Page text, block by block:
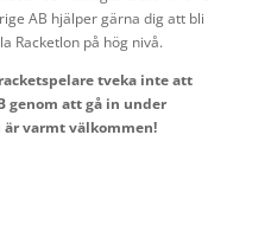
AB hjälper gärna dig att bli
Racketlon på hög nivå.
tveka inte att
genom att gå in under
varmt välkommen!